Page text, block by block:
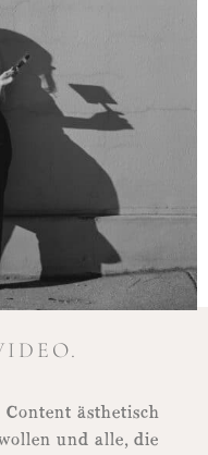
ästhetisch
und alle, die